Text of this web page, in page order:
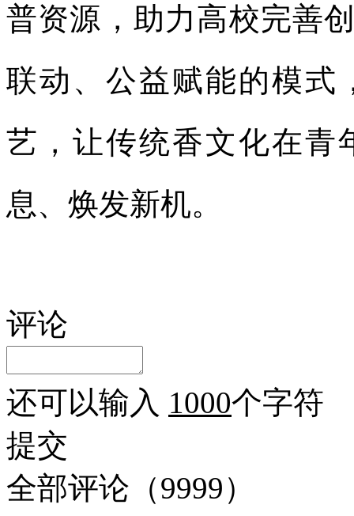
普资源，助力高校完善
联动、公益赋能的模式
艺，让传统香文化在青
息、焕发新机。
评论
还可以输入 1000个字符
提交
全部评论（9999）